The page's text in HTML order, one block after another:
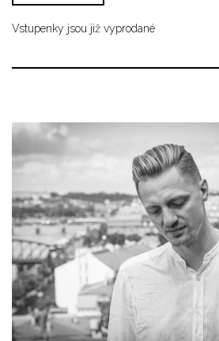
Vstupenky jsou již vyprodané